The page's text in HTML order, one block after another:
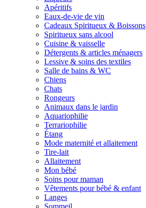
Apéritifs
Eaux-de-vie de vin
Cadeaux Spiritueux & Boissons
Spiritueux sans alcool
Cuisine & vaisselle
Détergents & articles ménagers
Lessive & soins des textiles
Salle de bains & WC
Chiens
Chats
Rongeurs
Animaux dans le jardin
Aquariophilie
Terrariophilie
Étang
Mode maternité et allaitement
Tire-lait
Allaitement
Mon bébé
Soins pour maman
Vêtements pour bébé & enfant
Langes
Sommeil